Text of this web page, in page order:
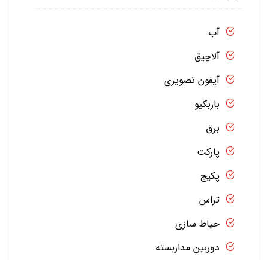
آب
آلاچیق
آیفون تصویری
باربکیو
برق
پارکت
پکیج
تراس
حیاط سازی
دوربین مداربسته